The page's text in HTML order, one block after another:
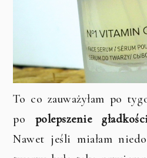
To co zauważyłam po
po polepszenie
Nawet jeśli miałam